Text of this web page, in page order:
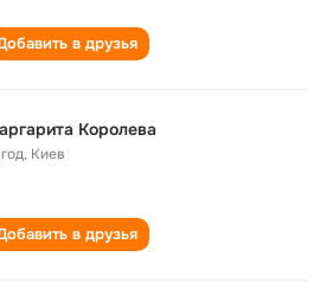
в друзья
Королева
, Киев
в друзья